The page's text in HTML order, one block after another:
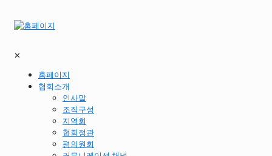
✕
홈페이지
협회소개
인사말
조직구성
지역회
협회정관
평의원회